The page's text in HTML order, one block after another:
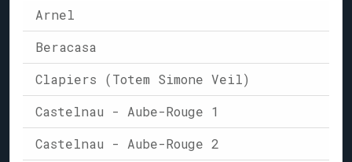
Arnel
Beracasa
Clapiers (Totem Simone Veil)
Castelnau - Aube-Rouge 1
Castelnau - Aube-Rouge 2